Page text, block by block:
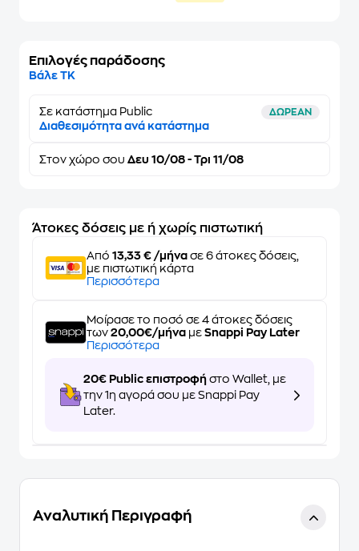
Επιλογές παράδοσης
Βάλε ΤΚ
Σε κατάστημα Public ΔΩΡΕΑΝ
Διαθεσιμότητα ανά κατάστημα
Στον χώρο σου Δευ 10/08 - Τρι 11/08
Άτοκες δόσεις με ή χωρίς πιστωτική
Από 13,33 € /μήνα σε 6 άτοκες δόσεις,
με πιστωτική κάρτα
Περισσότερα
Μοίρασε το ποσό σε 4 άτοκες δόσεις
των 20,00€/μήνα με Snappi Pay Later
Περισσότερα
20€ Public επιστροφή στο Wallet, με
την 1η αγορά σου με Snappi Pay
Later.
Αναλυτική Περιγραφή